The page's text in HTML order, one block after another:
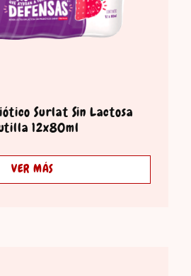
Surlat Sin Lactosa
12x80ml
VER MÁS